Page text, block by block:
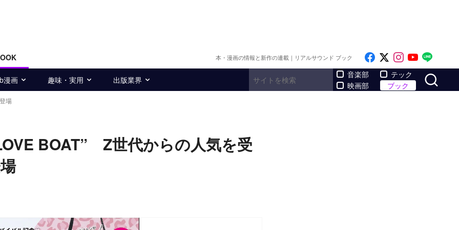
本・漫画の情報と新作の連載｜リアルサウンド ブック Like on Facebook
Follow on x
Follow on
Follow
漫画 趣味・実用 出版業界
音楽部
映画部
テック
ブック
場
BOAT” Z世代からの人気を受